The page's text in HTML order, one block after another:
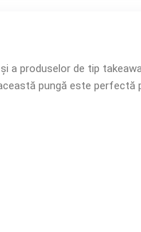
a produselor de tip
pungă este